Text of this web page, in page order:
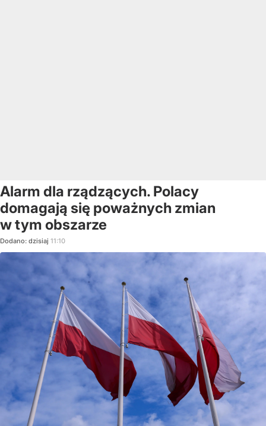
Alarm dla rządzących. Polacy
domagają się poważnych zmian
w tym obszarze
Dodano: dzisiaj 11:10